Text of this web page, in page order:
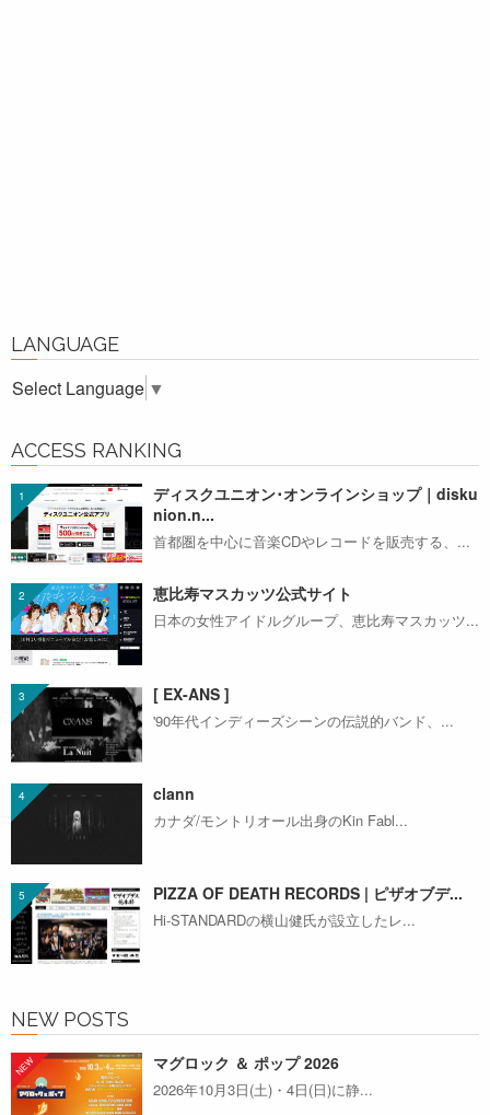
LANGUAGE
Select Language ▼
ACCESS RANKING
ディスクユニオン･オンラインショップ｜disku
nion.n...
首都圏を中心に音楽CDやレコードを販売する、...
恵比寿マスカッツ公式サイト
日本の女性アイドルグループ、恵比寿マスカッツ...
[ EX-ANS ]
'90年代インディーズシーンの伝説的バンド、...
clann
カナダ/モントリオール出身のKin Fabl...
PIZZA OF DEATH RECORDS | ピザオブデ...
Hi-STANDARDの横山健氏が設立したレ...
NEW POSTS
マグロック ＆ ポップ 2026
2026年10月3日(土)・4日(日)に静...